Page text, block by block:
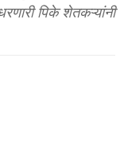
पिके शेतकऱ्यांनी